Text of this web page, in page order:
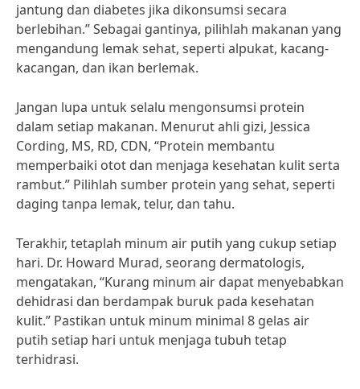
jantung dan diabetes jika dikonsumsi secara
berlebihan.” Sebagai gantinya, pilihlah makanan yang
mengandung lemak sehat, seperti alpukat, kacang-
kacangan, dan ikan berlemak.
Jangan lupa untuk selalu mengonsumsi protein
dalam setiap makanan. Menurut ahli gizi, Jessica
Cording, MS, RD, CDN, “Protein membantu
memperbaiki otot dan menjaga kesehatan kulit serta
rambut.” Pilihlah sumber protein yang sehat, seperti
daging tanpa lemak, telur, dan tahu.
Terakhir, tetaplah minum air putih yang cukup setiap
hari. Dr. Howard Murad, seorang dermatologis,
mengatakan, “Kurang minum air dapat menyebabkan
dehidrasi dan berdampak buruk pada kesehatan
kulit.” Pastikan untuk minum minimal 8 gelas air
putih setiap hari untuk menjaga tubuh tetap
terhidrasi.